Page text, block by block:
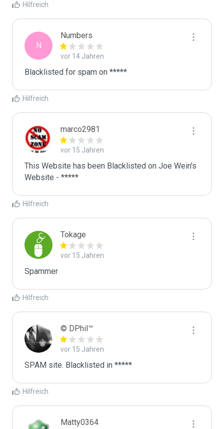
Hilfreich
N
Numbers
vor 14 Jahren
Blacklisted for spam on *****
Hilfreich
marco2981
vor 15 Jahren
This Website has been Blacklisted on Joe Wein's
Website - *****
Hilfreich
Tokage
vor 15 Jahren
Spammer
Hilfreich
© DPhil™
vor 15 Jahren
SPAM site. Blacklisted in *****
Hilfreich
Matty0364